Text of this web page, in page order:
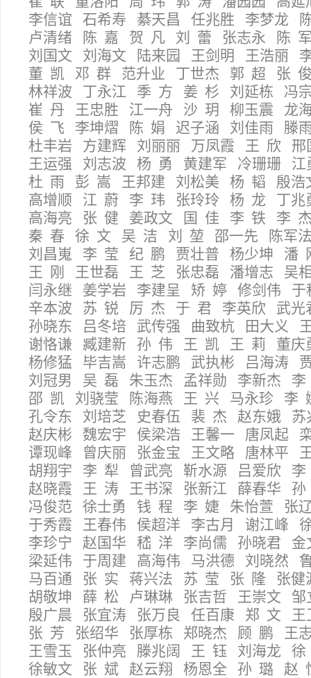
李信谊 石希寿 綦天昌 任兆胜 李梦龙
卢清绪 陈 嘉 贺 凡 刘 蕾 张志永 陈
刘国文 刘海文 陆来园 王剑明 王浩丽
董 凯 邓 群 范升业 丁世杰 郭 超 张
林祥波 丁永江 季 方 姜 杉 刘延栋 冯
崔 丹 王忠胜 江一舟 沙 玥 柳玉震 龙
侯 飞 李坤熠 陈 娟 迟子涵 刘佳雨 滕
杜丰岩 方建辉 刘丽丽 万凤霞 王 欣 邢
王运强 刘志波 杨 勇 黄建军 冷珊珊 江
杜 雨 彭 嵩 王邦建 刘松美 杨 韬 殷浩
高增顺 江 蔚 李 玮 张玲玲 杨 龙 丁兆
高海亮 张 健 姜政文 国 佳 李 铁 李
秦 春 徐 文 吴 洁 刘 堃 邵一先 陈军
刘昌嵬 李 莹 纪 鹏 贾壮普 杨少坤 潘
王 刚 王世磊 王 芝 张忠磊 潘增志 吴
闫永继 姜学岩 李建呈 矫 婷 修剑伟 于
辛本波 苏 锐 厉 杰 于 君 李英欣 武光
孙晓东 吕冬培 武传强 曲致杭 田大义
谢恪谦 臧建新 孙 伟 王 凯 王 莉 董庆
杨修猛 毕吉嵩 许志鹏 武执彬 吕海涛
刘冠男 吴 磊 朱玉杰 孟祥勋 李新杰 李
邵 凯 刘骁莹 陈海燕 王 兴 马永珍 李
孔令东 刘培芝 史春伍 裴 杰 赵东娥 苏
赵庆彬 魏宏宇 侯梁浩 王馨一 唐凤起
谭现峰 曾庆丽 张金宝 王文略 唐林平
胡翔宇 李 犁 曾武亮 靳水源 吕爱欣 李
赵晓霞 王 涛 王书深 张新江 薛春华 孙
冯俊范 徐士勇 钱 程 李 婕 朱怡萱 张
于秀霞 王春伟 侯超洋 李古月 谢江峰
李珍宁 赵国华 嵇 洋 李尚儒 孙晓君 金
梁延伟 于周建 高海伟 马洪德 刘晓然
马百通 张 实 蒋兴法 苏 莹 张 隆 张健
胡敬坤 薛 松 卢琳琳 张吉哲 王崇文 邹
殷广晨 张宜涛 张万良 任百康 郑 文 王
张 芳 张绍华 张厚栋 郑晓杰 顾 鹏 王
王雪玉 张仲亮 滕兆阔 王 钰 刘海龙 徐
徐敏文 张 斌 赵云翔 杨恩全 孙 璐 赵